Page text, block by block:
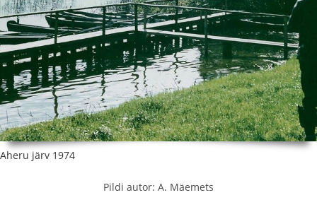
Aheru järv 1974
Pildi autor: A. Mäemets